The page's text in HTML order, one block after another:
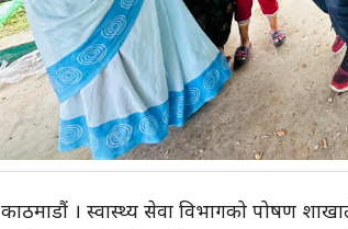
काठमाडौं । स्वास्थ्य सेवा विभागको पोषण